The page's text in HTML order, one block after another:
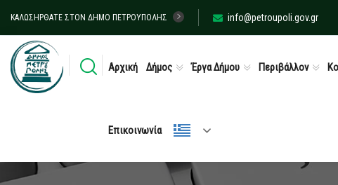
ΚΑΛΩΣΉΡΘΑΤΕ ΣΤΟΝ ΔΉΜΟ ΠΕΤΡΟΎΠΟΛΗΣ info@petroupoli.gov.gr
Αρχική Δήμος Έργα Δήμου Περιβάλλον
Επικοινωνία